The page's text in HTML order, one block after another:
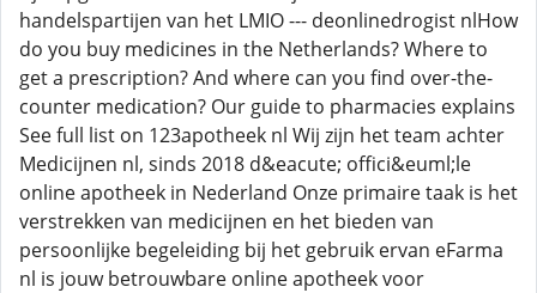
handelspartijen van het LMIO --- deonlinedrogist nlHow
do you buy medicines in the Netherlands? Where to
get a prescription? And where can you find over-the-
counter medication? Our guide to pharmacies explains
See full list on 123apotheek nl Wij zijn het team achter
Medicijnen nl, sinds 2018 d&eacute; offici&euml;le
online apotheek in Nederland Onze primaire taak is het
verstrekken van medicijnen en het bieden van
persoonlijke begeleiding bij het gebruik ervan eFarma
nl is jouw betrouwbare online apotheek voor